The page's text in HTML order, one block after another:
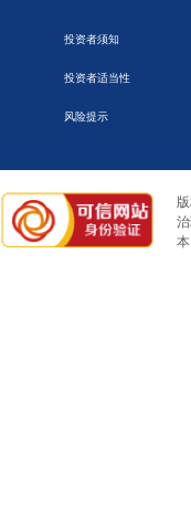
投资者须知
投资者适当性
风险提示